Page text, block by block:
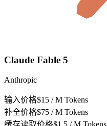
Claude Fable 5
Anthropic
输入价格$15 / M Tokens
补全价格$75 / M Tokens
缓存读取价格$1.5 / M Tokens